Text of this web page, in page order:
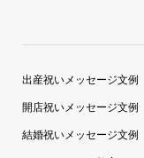
出産祝いメッセージ文例
開店祝いメッセージ文例
結婚祝いメッセージ文例